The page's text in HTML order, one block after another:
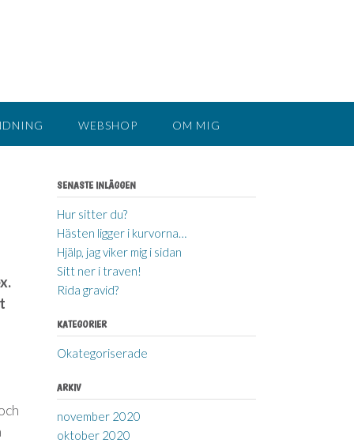
WEBSHOP OM MIG
SENASTE INLÄGGEN
Hur sitter du?
Hästen ligger i kurvorna…
Hjälp, jag viker mig i sidan
Sitt ner i traven!
Rida gravid?
KATEGORIER
Okategoriserade
ARKIV
november 2020
oktober 2020